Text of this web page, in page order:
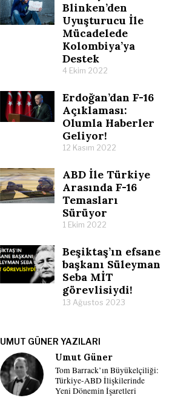
Blinken’den
Uyuşturucu İle
Mücadelede
Kolombiya’ya
Destek
4 Ekim 2022
Erdoğan’dan F-16
Açıklaması:
Olumla Haberler
Geliyor!
12 Kasım 2022
ABD İle Türkiye
Arasında F-16
Temasları
Sürüyor
1 Ekim 2022
Beşiktaş’ın efsane
başkanı Süleyman
Seba MİT
görevlisiydi!
13 Ağustos 2023
UMUT GÜNER YAZILARI
Umut Güner
Tom Barrack’ın Büyükelçiliği:
Türkiye-ABD İlişkilerinde
Yeni Dönemin İşaretleri